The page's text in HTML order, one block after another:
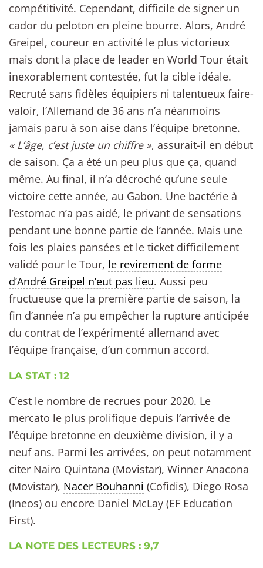
compétitivité. Cependant, difficile de signer un
cador du peloton en pleine bourre. Alors, André
Greipel, coureur en activité le plus victorieux
mais dont la place de leader en World Tour était
inexorablement contestée, fut la cible idéale.
Recruté sans fidèles équipiers ni talentueux faire-
valoir, l’Allemand de 36 ans n’a néanmoins
jamais paru à son aise dans l’équipe bretonne.
« L’âge, c’est juste un chiffre », assurait-il en début
de saison. Ça a été un peu plus que ça, quand
même. Au final, il n’a décroché qu’une seule
victoire cette année, au Gabon. Une bactérie à
l’estomac n’a pas aidé, le privant de sensations
pendant une bonne partie de l’année. Mais une
fois les plaies pansées et le ticket difficilement
validé pour le Tour, le revirement de forme
d’André Greipel n’eut pas lieu. Aussi peu
fructueuse que la première partie de saison, la
fin d’année n’a pu empêcher la rupture anticipée
du contrat de l’expérimenté allemand avec
l’équipe française, d’un commun accord.
LA STAT : 12
C’est le nombre de recrues pour 2020. Le
mercato le plus prolifique depuis l’arrivée de
l’équipe bretonne en deuxième division, il y a
neuf ans. Parmi les arrivées, on peut notamment
citer Nairo Quintana (Movistar), Winner Anacona
(Movistar), Nacer Bouhanni (Cofidis), Diego Rosa
(Ineos) ou encore Daniel McLay (EF Education
First).
LA NOTE DES LECTEURS : 9,7